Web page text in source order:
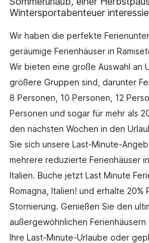
Wintersportabenteuer
Wir haben die perfekte
geräumige Ferienhäuser in
Wir bieten eine große Auswahl an
größere Gruppen sind, darunter
8 Personen, 10 Personen, 12
Personen und sogar für mehr als
den nächsten Wochen in den
Sie sich unsere Last-Minute-
mehrere reduzierte Ferienhäuser in
Italien. Buche jetzt Last Minute
Romagna, Italien! und erhalte
Stornierung. Genießen Sie den
außergewöhnlichen
Ihre Last-Minute-Urlaube oder